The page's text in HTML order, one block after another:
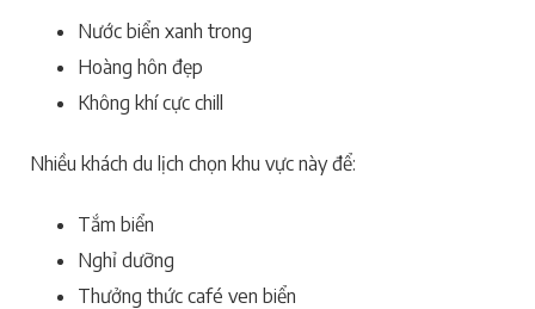
Nước biển xanh trong
Hoàng hôn đẹp
Không khí cực chill
Nhiều khách du lịch chọn khu vực này để:
Tắm biển
Nghỉ dưỡng
Thưởng thức café ven biển